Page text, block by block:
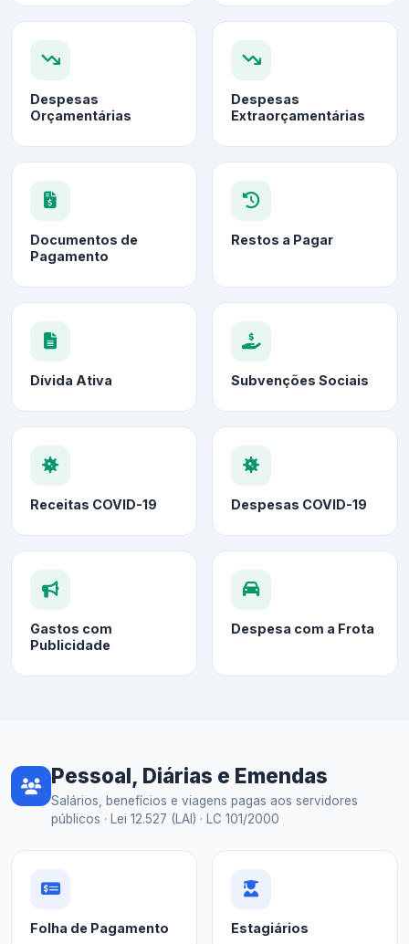
Despesas
Orçamentárias
Despesas
Extraorçamentárias
Documentos de
Pagamento
Restos a Pagar
Dívida Ativa Subvenções Sociais
Receitas COVID-19 Despesas COVID-19
Gastos com
Publicidade
Despesa com a Frota
Pessoal, Diárias e Emendas
Salários, benefícios e viagens pagas aos servidores
públicos · Lei 12.527 (LAI) · LC 101/2000
Folha de Pagamento Estagiários